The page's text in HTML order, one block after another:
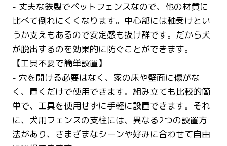
- 丈夫な鉄製でペットフェンスなので、他の材質に
比べて倒れにくくなります。中心部には軸受けとい
うか支えもあるので安定感も抜け群です。だから犬
が脱出するのを効果的に防ぐことができます。
【工具不要で簡単設置】
- 穴を開ける必要はなく、家の床や壁面に傷がな
く、置くだけで使用できます。組み立ても比較的簡
単で、工具を使用せずに手軽に設置できます。それ
に、犬用フェンスの支柱には、異なる2つの設置方
法があり、さまざまなシーンや好みに合わせて自由